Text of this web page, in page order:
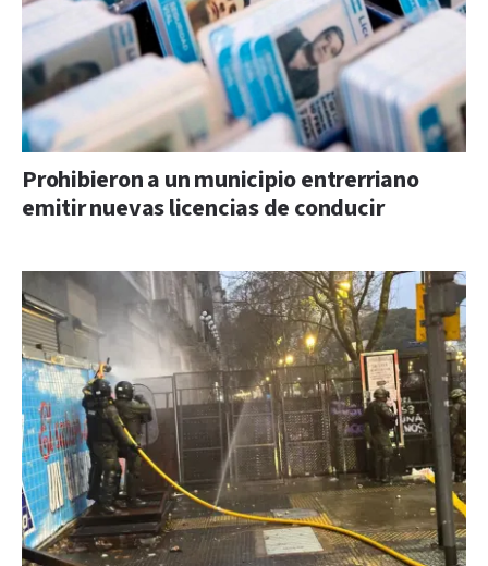
Prohibieron a un municipio entrerriano
emitir nuevas licencias de conducir